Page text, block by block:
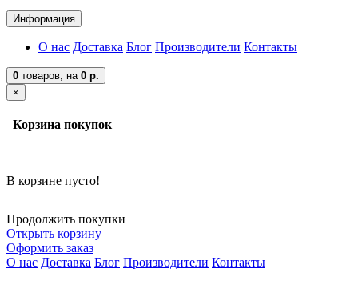
Информация
О нас Доставка Блог Производители Контакты
0 товаров, на 0 р.
×
Корзина покупок
В корзине пусто!
Продолжить покупки
Открыть корзину
Оформить заказ
О нас Доставка Блог Производители Контакты